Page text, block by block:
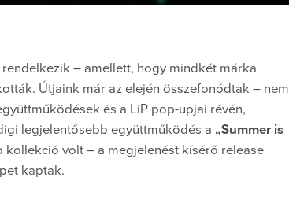
– amellett, hogy mindkét márka
Útjaink már az elején összefonódtak – nem
és a LiP pop-upjai révén,
legjelentősebb együttműködés a „Summer is
kollekció volt – a megjelenést kísérő release
kaptak.